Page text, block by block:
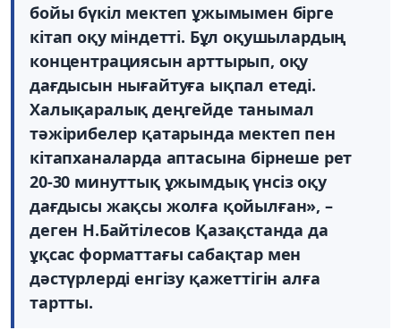
бойы бүкіл мектеп ұжымымен бірге
кітап оқу міндетті. Бұл оқушылардың
концентрациясын арттырып, оқу
дағдысын нығайтуға ықпал етеді.
Халықаралық деңгейде танымал
тәжірибелер қатарында мектеп пен
кітапханаларда аптасына бірнеше рет
20-30 минуттық ұжымдық үнсіз оқу
дағдысы жақсы жолға қойылған», –
деген Н.Байтілесов Қазақстанда да
ұқсас форматтағы сабақтар мен
дәстүрлерді енгізу қажеттігін алға
тартты.